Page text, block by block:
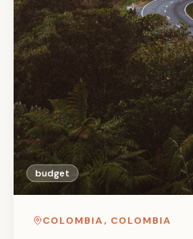
budget
COLOMBIA, COLOMBIA